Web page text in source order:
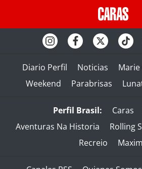
Diario Perfil Noticias Marie
Weekend
Parabrisas
Perfil Brasil: Caras
Aventuras Na Historia
Rolling
Recreio